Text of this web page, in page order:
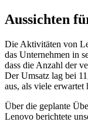
Aussichten
Die Aktivitäten von
das Unternehmen in
dass die Anzahl der
Der Umsatz lag bei
aus, als viele erwartet
Über die geplante
Lenovo berichtete